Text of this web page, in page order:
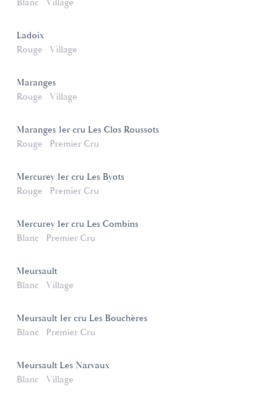
Ladoix
Rouge
Village
Maranges
Rouge
Village
Maranges 1er cru Les Clos Roussots
Rouge
Premier Cru
Mercurey 1er cru Les Byots
Rouge
Premier Cru
Mercurey 1er cru Les Combins
Blanc
Premier Cru
Meursault
Blanc
Village
Meursault 1er cru Les Bouchères
Blanc
Premier Cru
Meursault Les Narvaux
Blanc
Village